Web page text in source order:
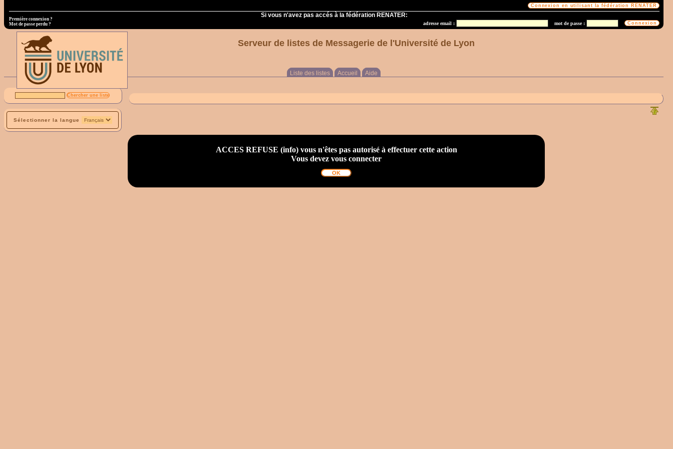
ACCES REFUSE (info) vous n'êtes pas autorisé à effectuer cette action
Vous devez vous connecter
Si vous n'avez pas accés à la fédération RENATER:
adresse email : mot de passe :
Première connexion ?
Mot de passe perdu ?
Serveur de listes de Messagerie de l'Université de Lyon
Liste des listes Accueil Aide
Sélectionner la langue